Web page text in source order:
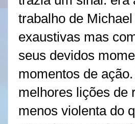
trabalho de
exaustivas mas
seus devidos
momentos de
melhores lições de
menos violenta do